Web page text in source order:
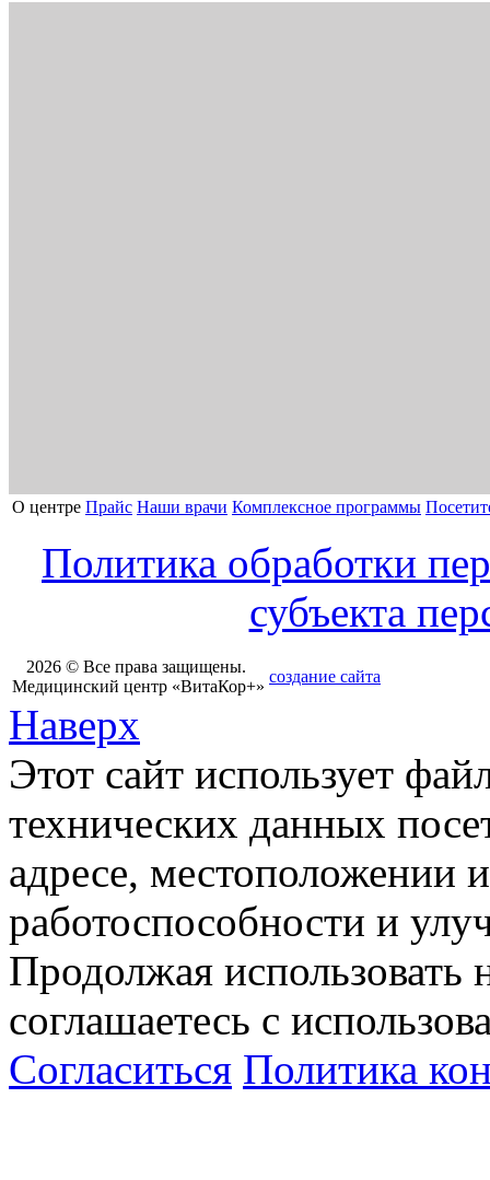
О центре Прайс Наши врачи Комплексное программы
Политика обработки
субъекта
2026 © Все права защищены.
Медицинский центр «ВитаКор+»
создание сайта
Наверх
Этот сайт использует
технических данных
адресе, местоположении
работоспособности и
Продолжая использовать
соглашаетесь с
Согласиться Политика